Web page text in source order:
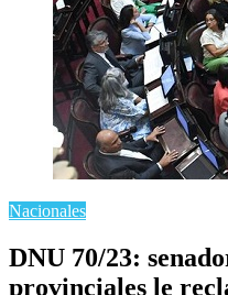
Nacionales
DNU 70/23:
provinciales le
Villarruel